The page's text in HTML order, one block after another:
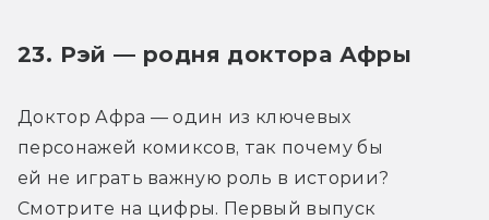
23. Рэй — родня доктора Афры
Доктор Афра — один из ключевых
персонажей комиксов, так почему бы
ей не играть важную роль в истории?
Смотрите на цифры. Первый выпуск